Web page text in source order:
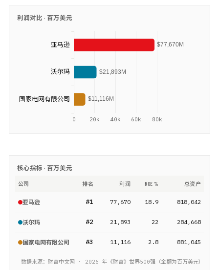
利润对比 · 百万美元
核心指标 · 百万美元
公司 排名 利润 ROE % 总资产
亚马逊 #1 77,670 18.9 818,042
沃尔玛 #2 21,893 22 284,668
国家电网有限公司 #3 11,116 2.8 881,045
数据来源：财富中文网 · 2026 年《财富》 世界500强 （金额为百万美元）